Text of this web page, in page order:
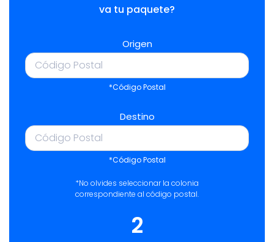
va tu paquete?
Origen
*Código Postal
Destino
*Código Postal
*No olvides seleccionar la colonia
correspondiente al código postal.
2